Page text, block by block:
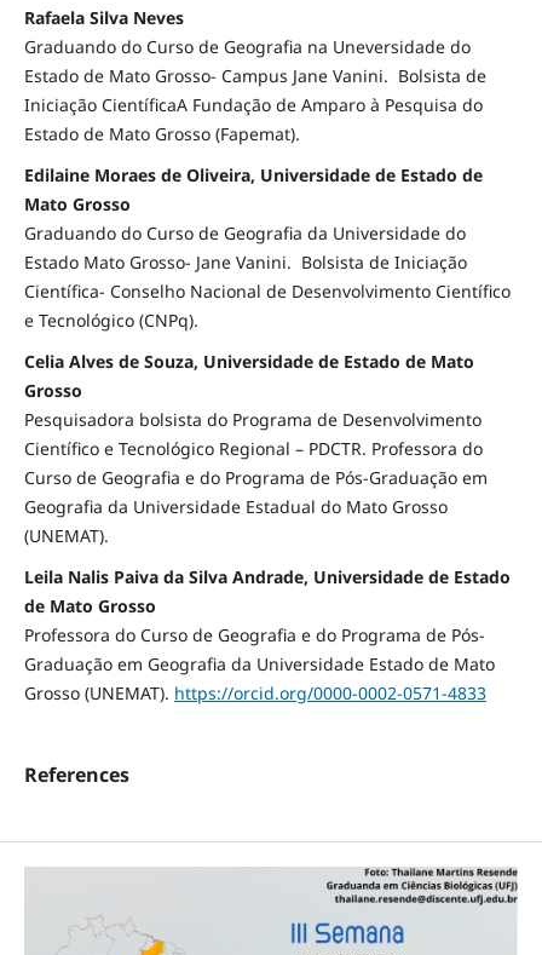
Rafaela Silva Neves
Graduando do Curso de Geografia na Uneversidade do
Estado de Mato Grosso- Campus Jane Vanini. Bolsista de
Iniciação CientíficaA Fundação de Amparo à Pesquisa do
Estado de Mato Grosso (Fapemat).
Edilaine Moraes de Oliveira, Universidade de Estado de
Mato Grosso
Graduando do Curso de Geografia da Universidade do
Estado Mato Grosso- Jane Vanini. Bolsista de Iniciação
Científica- Conselho Nacional de Desenvolvimento Científico
e Tecnológico (CNPq).
Celia Alves de Souza, Universidade de Estado de Mato
Grosso
Pesquisadora bolsista do Programa de Desenvolvimento
Científico e Tecnológico Regional – PDCTR. Professora do
Curso de Geografia e do Programa de Pós-Graduação em
Geografia da Universidade Estadual do Mato Grosso
(UNEMAT).
Leila Nalis Paiva da Silva Andrade, Universidade de Estado
de Mato Grosso
Professora do Curso de Geografia e do Programa de Pós-
Graduação em Geografia da Universidade Estado de Mato
Grosso (UNEMAT). https://orcid.org/0000-0002-0571-4833
References